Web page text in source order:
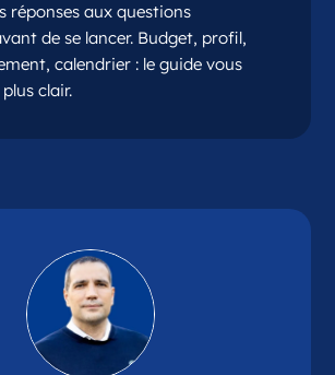
réponses aux questions
de se lancer. Budget, profil,
calendrier : le guide vous
clair.